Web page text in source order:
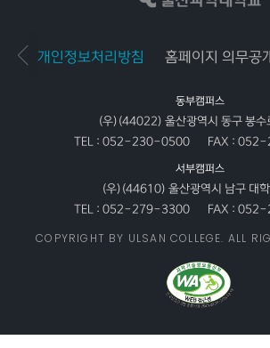
동부캠퍼스
(우)(44022) 울산광역시 동구 봉수
TEL : 052-230-0500 FAX : 052-
서부캠퍼스
(우)(44610) 울산광역시 남구 대
TEL : 052-279-3300 FAX : 052-
개인정보처리방침 홈페이지 의무공
COPYRIGHT BY ULSAN COLLEGE. ALL